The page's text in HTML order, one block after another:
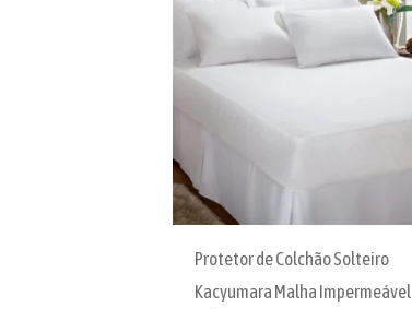
Protetor de Colchão Solteiro
Kacyumara Malha Impermeável